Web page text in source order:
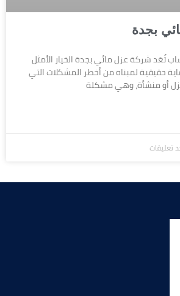
بجدة
تُعَد شركة عزل مائي بجدة الخيار الأمثل
حقيقية لمبناه من أخطر المشكلات التي
أو منشأة، وهي مشكلة
تعليقات